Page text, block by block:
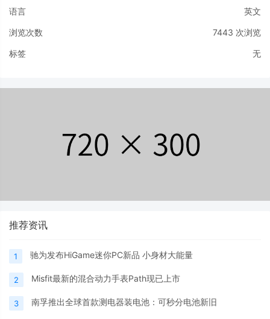
语言 英文
浏览次数 7443 次浏览
标签 无
推荐资讯
1 驰为发布HiGame迷你PC新品 小身材大能量
2 Misfit最新的混合动力手表Path现已上市
3 南孚推出全球首款测电器装电池：可秒分电池新旧